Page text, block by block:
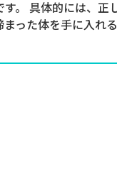
。 具体的には、正
った体を手に入れ